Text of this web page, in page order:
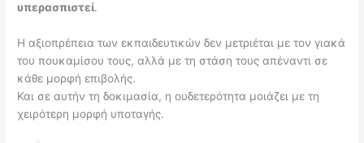
υπερασπιστεί.
Η αξιοπρέπεια των εκπαιδευτικών δεν μετριέται με τον γιακά
του πουκαμίσου τους, αλλά με τη στάση τους απέναντι σε
κάθε μορφή επιβολής.
Και σε αυτήν τη δοκιμασία, η ουδετερότητα μοιάζει με τη
χειρότερη μορφή υποταγής.